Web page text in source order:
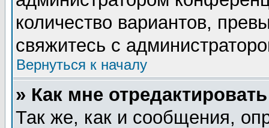
количество вариантов,
свяжитесь с
Вернуться к началу
» Как мне
Так же, как и сообщения,